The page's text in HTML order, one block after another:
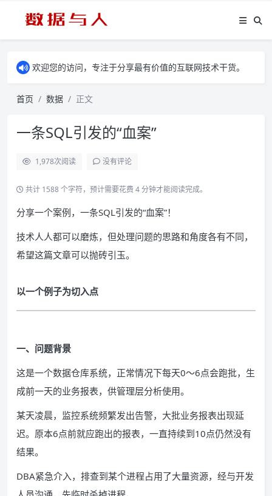
欢迎您的访问，专注于分享最有价值的互联网技术干货。
首页 数据 正文
一条SQL引发的“血案”
1,978次阅读 没有评论
共计 1588 个字符，预计需要花费 4 分钟才能阅读完成。
分享一个案例，一条SQL引发的“血案”！
技术人人都可以磨炼，但处理问题的思路和角度各有不同，
希望这篇文章可以抛砖引玉。
以一个例子为切入点
一、问题背景
这是一个数据仓库系统，正常情况下每天0～6点会跑批，生
成前一天的业务报表，供管理层分析使用。
某天凌晨，监控系统频繁发出告警，大批业务报表出现延
迟。原本6点前就应跑出的报表，一直持续到10点仍然没有
结果。
DBA紧急介入，排查到某个进程占用了大量资源，经与开发